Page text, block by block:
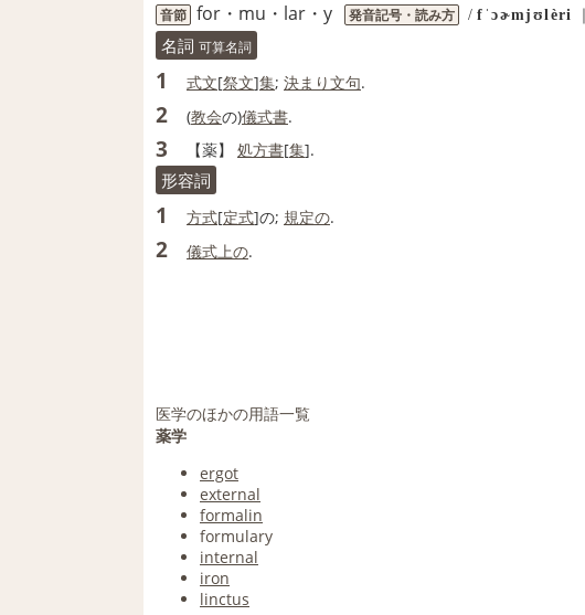
音節 for・mu・lar・y 発音記号・読み方 / fˈɔɚmjʊlèri
名詞 可算名詞
1 式文[祭文]集; 決まり文句.
2 (教会の)儀式書.
3 【薬】 処方書[集].
形容詞
1 方式[定式]の; 規定の.
2 儀式 上の.
医学のほかの用語一覧
薬学
ergot
external
formalin
formulary
internal
iron
linctus